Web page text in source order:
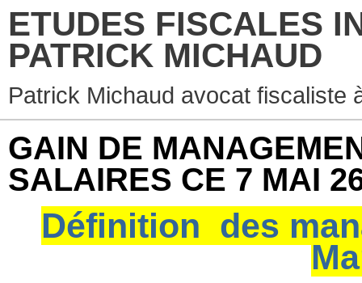
ETUDES FISCALES
PATRICK MICHAUD
Patrick Michaud avocat fiscaliste
GAIN DE
SALAIRES CE 7 MAI
Définition des